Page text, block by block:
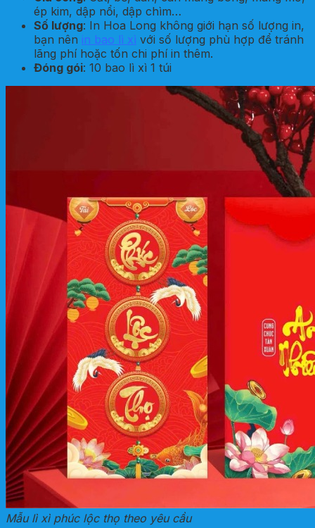
ép kim, dập nổi, dập chìm…
Số lượng: In Hoa Long không giới hạn số lượng in,
bạn nên in bao lì xì với số lượng phù hợp để tránh
lãng phí hoặc tốn chi phí in thêm.
Đóng gói: 10 bao lì xì 1 túi
Mẫu lì xì phúc lộc thọ theo yêu cầu